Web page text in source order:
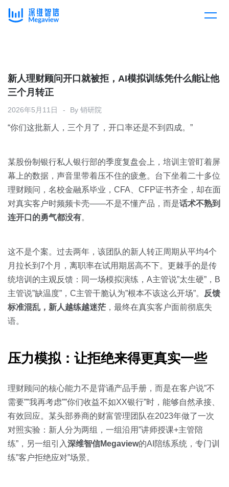
产品总览
产品集成
解决方案
按行业
消费医疗
教育
汽车
金融
按角色
交易跟进
培训辅导
客户案例
定价
资源中心
全部
白皮书
销售会话智能
预约演示
新人理财顾问开口就被拒，AI模拟训练凭什么能让他
三个月转正
2026年5月11日 By 销研院
“你们这批新人，三个月了，开口率还是不到四成。”
某股份制银行私人银行部的季度复盘会上，培训主管盯着屏
幕上的数据，声音里带着压不住的疲惫。台下坐着二十多位
理财顾问，名校金融系毕业，CFA、CFP证书齐全，却在面
对真实客户时频频卡壳——不是不懂产品，而是话术不熟到
连开口的勇气都没有。
这不是个案。过去两年，该团队的新人转正周期从平均4个
月拉长到7个月，离职率在试用期居高不下。更棘手的是传
统培训的主观反馈：同一场模拟演练，A主管说”太生硬”，B
主管说”缺温度”，C主管干脆认为”根本不该这么开场”。
反馈
标准混乱，新人越练越迷茫 ，最终在真实客户面前彻底失
语。
压力模拟：让拒绝来得更真实一些
理财顾问的核心能力不是背诵产品手册，而是在客户说”不
需要””我再考虑””你们收益不如XX银行”时，能够自然承接、
有效回应。某头部券商的财富管理团队在2023年做了一次
对照实验：新人分为两组，一组沿用”讲师授课+主管陪
练”，另一组引入深维智信Megaview的AI陪练系统，专门训
练”客户拒绝应对”场景。